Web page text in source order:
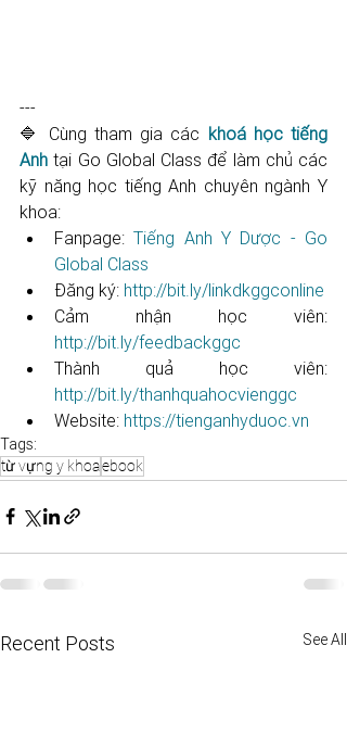
---
🔷 Cùng tham gia các khoá học tiếng
Anh tại Go Global Class để làm chủ các
kỹ năng học tiếng Anh chuyên ngành Y
khoa:
Fanpage: Tiếng Anh Y Dược - Go
Global Class
Đăng ký: http://bit.ly/linkdkggconline​​​​​​​​​​​
http://bit.ly/feedbackggc​​​​​​​​​​​
http://bit.ly/thanhquahocvienggc​​​​​
Website: https://tienganhyduoc.vn
Tags:
từ vựng y khoaebook
Recent Posts See All